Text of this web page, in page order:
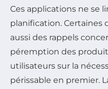
Ces applications ne se
planification. Certaines
aussi des rappels
péremption des
utilisateurs sur la
périssable en premier.